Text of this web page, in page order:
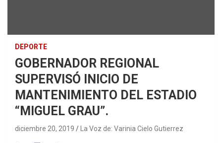
DEPORTE
GOBERNADOR REGIONAL
SUPERVISÓ INICIO DE
MANTENIMIENTO DEL ESTADIO
“MIGUEL GRAU”.
diciembre 20, 2019 La Voz de: Varinia Cielo Gutierrez